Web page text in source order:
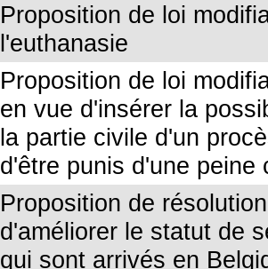
Proposition de loi
l'euthanasie
Proposition de loi
en vue d'insérer la
la partie civile d'un
d'être punis d'une peine
Proposition de
d'améliorer le statut de
qui sont arrivés en